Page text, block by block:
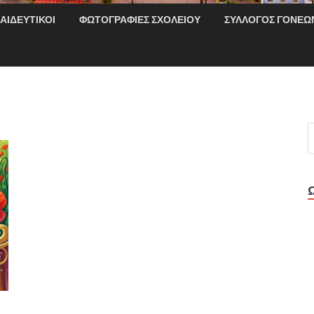
ΦΩΤΟΓΡΑΦΊΕΣ ΣΧΟΛΕΊΟΥ ΣΎΛΛΟΓΟΣ